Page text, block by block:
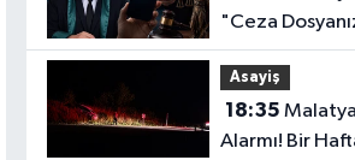
"Ceza
Sakın
Asayiş
18:35
Alarmı! Bir